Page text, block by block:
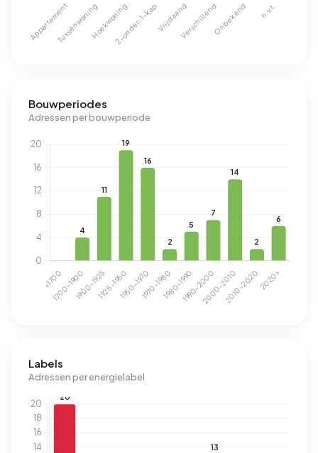
Bouwperiodes
Adressen per bouwperiode
Labels
Adressen per energielabel